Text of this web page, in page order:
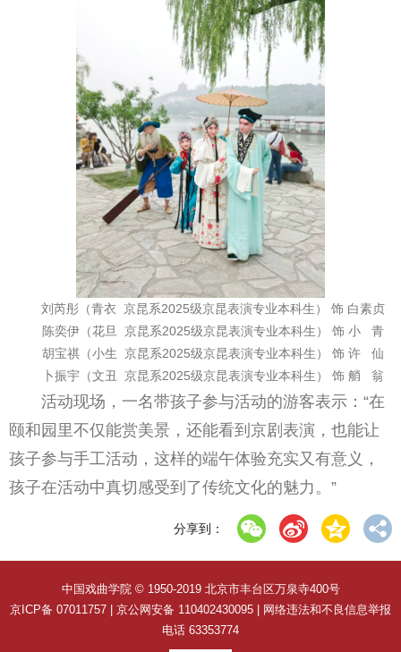
刘芮彤（青衣 京昆系2025级京昆表演专业本科生） 饰 白素贞
陈奕伊（花旦 京昆系2025级京昆表演专业本科生） 饰 小 青
胡宝祺（小生 京昆系2025级京昆表演专业本科生） 饰 许 仙
卜振宇（文丑 京昆系2025级京昆表演专业本科生） 饰 艄 翁
活动现场，一名带孩子参与活动的游客表示：“在
颐和园里不仅能赏美景，还能看到京剧表演，也能让
孩子参与手工活动，这样的端午体验充实又有意义，
孩子在活动中真切感受到了传统文化的魅力。”
分享到：
中国戏曲学院 © 1950-2019 北京市丰台区万泉寺400号
京ICP备 07011757 | 京公网安备 110402430095 | 网络违法和不良信息举报
电话 63353774